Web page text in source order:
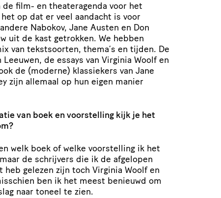
film- en thea­ter­agenda voor het
het op dat er veel aandacht is voor
Nabokov, Jane Austen en Don
uit de kast getrokken. We hebben
van tekst­soorten, thema’s en tijden. De
Leeuwen, de essays van Virginia Woolf en
de (moderne) klassiekers van Jane
zijn allemaal op hun eigen manier
van boek en voor­stel­ling kijk je het
welk boek of welke voor­stel­ling ik het
de schrijvers die ik de afgelopen
heb gelezen zijn toch Virginia Woolf en
ben ik het meest benieuwd om
naar toneel te zien.